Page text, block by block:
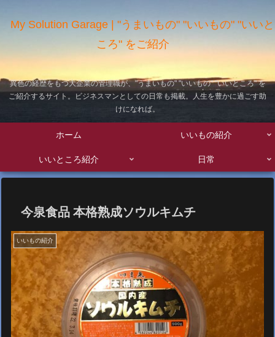
My Solution Garage | "うまいもの" "いいもの" "いいと
ころ" をご紹介
異色の経歴をもつ大企業の管理職が、"うまいもの" "いいもの" "いいところ" を
ご紹介するサイト。ビジネスマンとしての日常も掲載。人生を豊かに過ごす助
けになれば。
ホーム いいもの紹介
いいところ紹介 日常
今泉食品 本格熟成ソウルキムチ
いいもの紹介